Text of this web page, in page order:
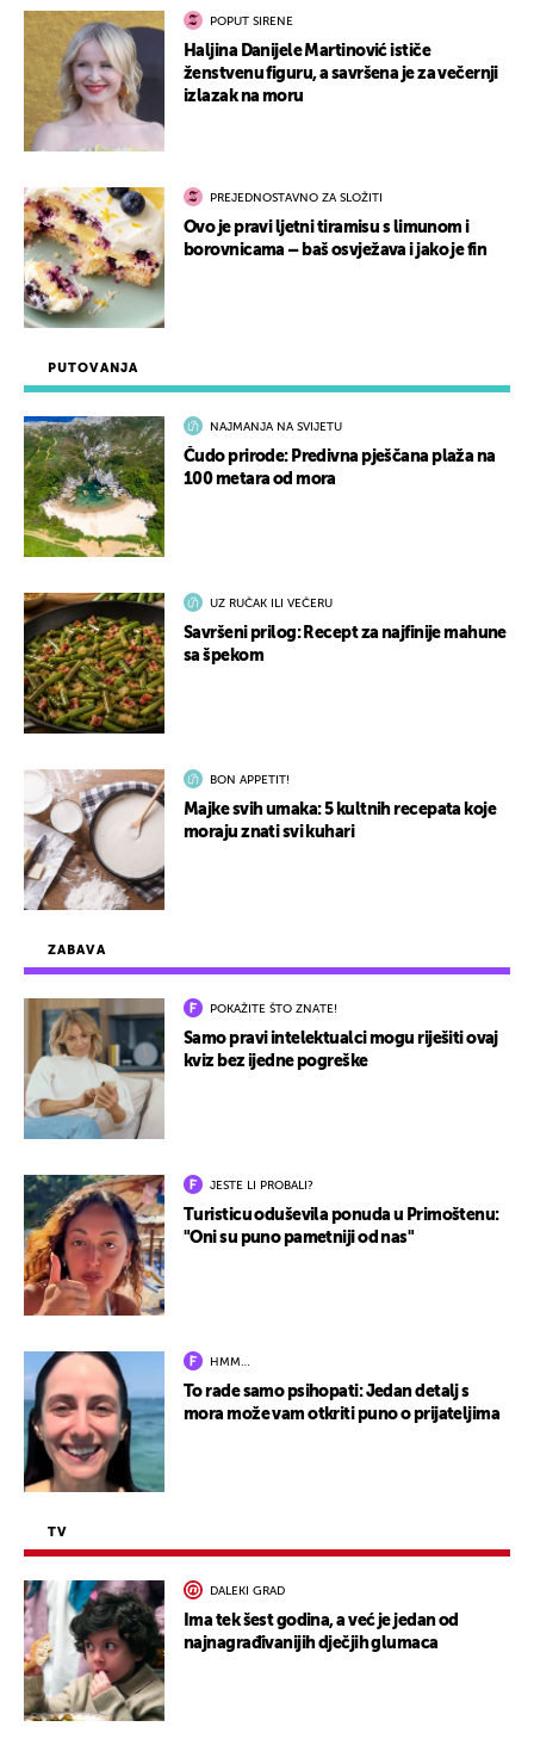
ZABAVA
POKAŽITE ŠTO ZNATE!
Samo pravi intelektualci mogu riješiti ovaj
kviz bez ijedne pogreške
JESTE LI PROBALI?
Turisticu oduševila ponuda u Primoštenu:
"Oni su puno pametniji od nas"
HMM…
To rade samo psihopati: Jedan detalj s
mora može vam otkriti puno o prijateljima
TV
DALEKI GRAD
Ima tek šest godina, a već je jedan od
najnagrađivanijih dječjih glumaca
PUTOVANJA
NAJMANJA NA SVIJETU
Čudo prirode: Predivna pješčana plaža na
100 metara od mora
UZ RUČAK ILI VEČERU
Savršeni prilog: Recept za najfinije mahune
sa špekom
BON APPETIT!
Majke svih umaka: 5 kultnih recepata koje
moraju znati svi kuhari
POPUT SIRENE
Haljina Danijele Martinović ističe
ženstvenu figuru, a savršena je za večernji
izlazak na moru
PREJEDNOSTAVNO ZA SLOŽITI
Ovo je pravi ljetni tiramisu s limunom i
borovnicama – baš osvježava i jako je fin